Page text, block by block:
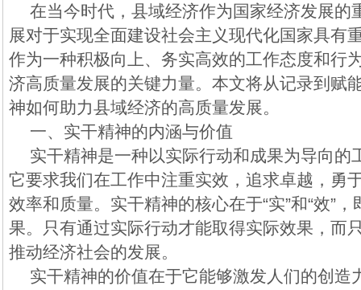
在当今时代，县域经济作为国家经济发展的
展对于实现全面建设社会主义现代化国家具有
作为一种积极向上、务实高效的工作态度和行
济高质量发展的关键力量。本文将从记录到赋
神如何助力县域经济的高质量发展。
一、实干精神的内涵与价值
实干精神是一种以实际行动和成果为导向的
它要求我们在工作中注重实效，追求卓越，勇
效率和质量。实干精神的核心在于“实”和“效”
果。只有通过实际行动才能取得实际效果，而
推动经济社会的发展。
实干精神的价值在于它能够激发人们的创造